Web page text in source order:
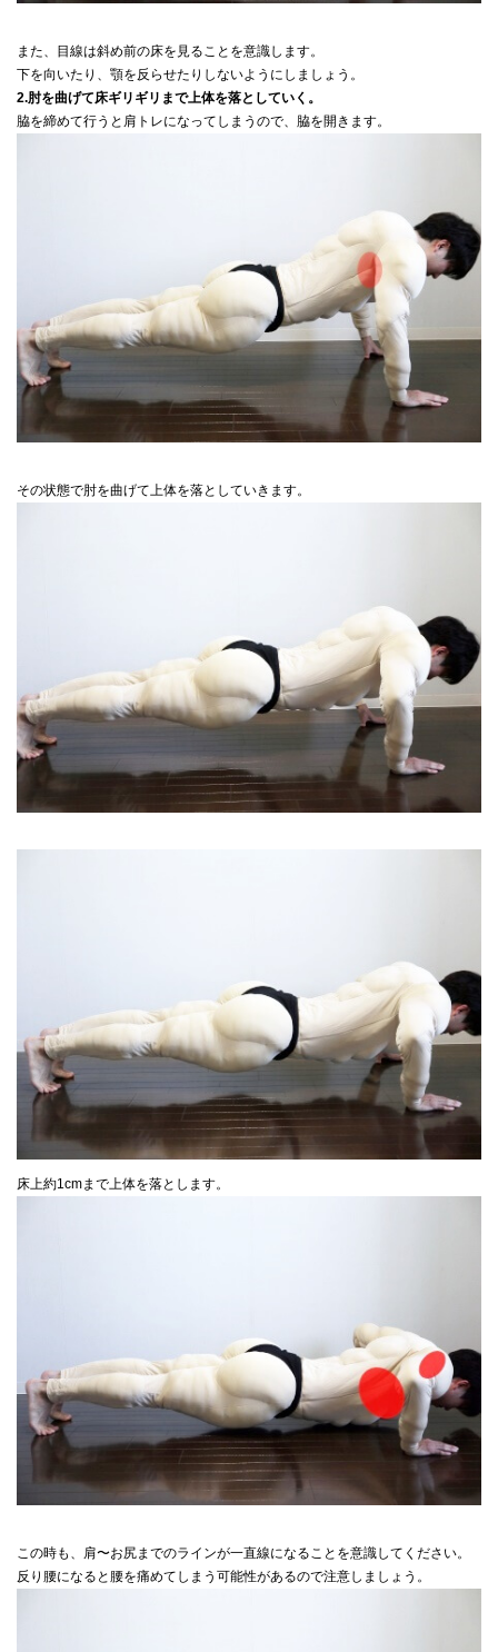
また、目線は斜め前の床を見ることを意識します。
下を向いたり、顎を反らせたりしないようにしましょう。
2.肘を曲げて床ギリギリまで上体を落としていく。
脇を締めて行うと肩トレになってしまうので、脇を開きます。
その状態で肘を曲げて上体を落としていきます。
床上約1cmまで上体を落とします。
この時も、肩〜お尻までのラインが一直線になることを意識してください。
反り腰になると腰を痛めてしまう可能性があるので注意しましょう。